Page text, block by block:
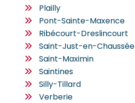
Plailly
Pont-Sainte-Maxence
Ribécourt-Dreslincourt
Saint-Just-en-Chaussée
Saint-Maximin
Saintines
Silly-Tillard
Verberie